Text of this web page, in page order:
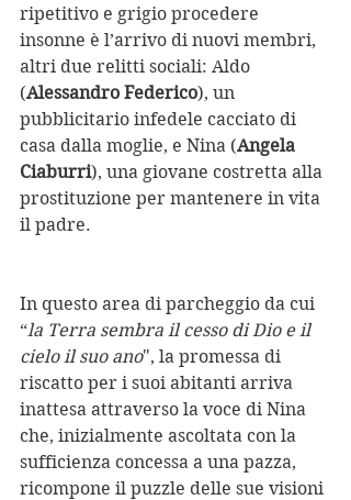
ripetitivo e grigio procedere
insonne è l’arrivo di nuovi membri,
altri due relitti sociali: Aldo
(Alessandro Federico), un
pubblicitario infedele cacciato di
casa dalla moglie, e Nina (Angela
Ciaburri), una giovane costretta alla
prostituzione per mantenere in vita
il padre.
In questo area di parcheggio da cui
“la Terra sembra il cesso di Dio e il
cielo il suo ano", la promessa di
riscatto per i suoi abitanti arriva
inattesa attraverso la voce di Nina
che, inizialmente ascoltata con la
sufficienza concessa a una pazza,
ricompone il puzzle delle sue visioni